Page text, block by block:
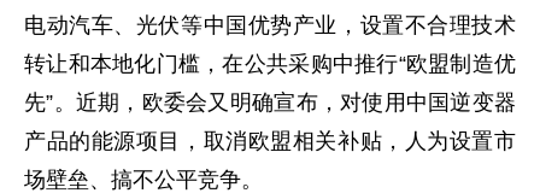
电动汽车、光伏等中国优势产业，设置不合理技术
转让和本地化门槛，在公共采购中推行“欧盟制造优
先”。近期，欧委会又明确宣布，对使用中国逆变器
产品的能源项目，取消欧盟相关补贴，人为设置市
场壁垒、搞不公平竞争。